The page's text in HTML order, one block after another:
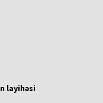
layihəsi